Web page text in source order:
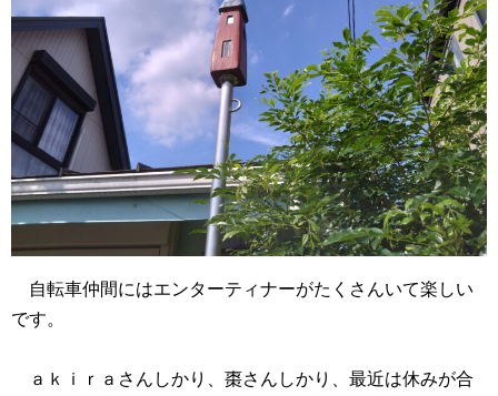
自転車仲間にはエンターティナーがたくさんいて楽しい
です。
ａｋｉｒａさんしかり、棗さんしかり、最近は休みが合